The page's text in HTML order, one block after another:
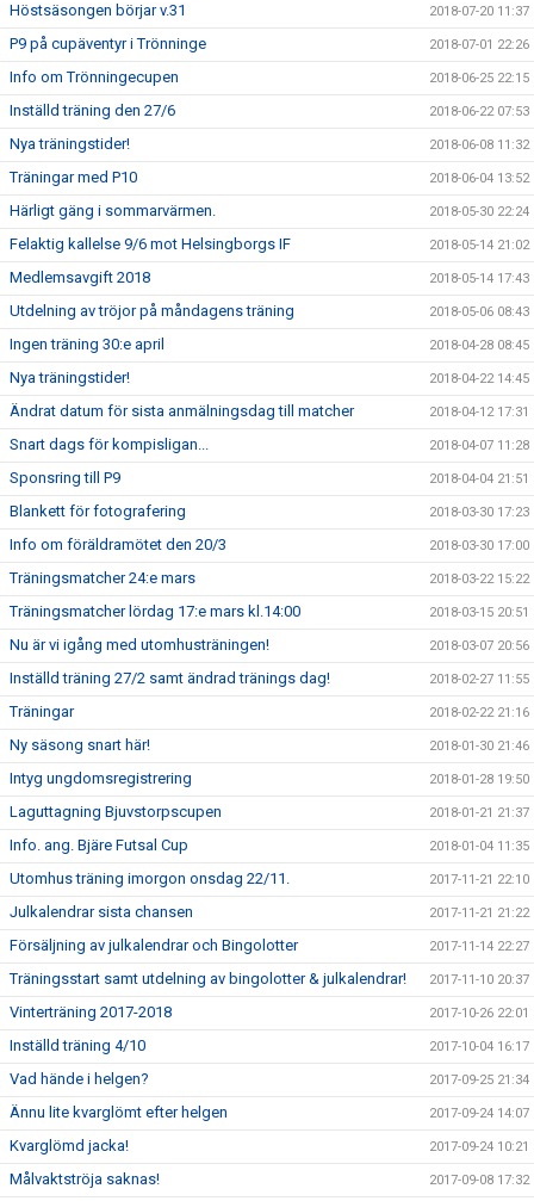
Höstsäsongen börjar v.31 2018-07-20 11:37
P9 på cupäventyr i Trönninge 2018-07-01 22:26
Info om Trönningecupen 2018-06-25 22:15
Inställd träning den 27/6 2018-06-22 07:53
Nya träningstider! 2018-06-08 11:32
Träningar med P10 2018-06-04 13:52
Härligt gäng i sommarvärmen. 2018-05-30 22:24
Felaktig kallelse 9/6 mot Helsingborgs IF 2018-05-14 21:02
Medlemsavgift 2018 2018-05-14 17:43
Utdelning av tröjor på måndagens träning 2018-05-06 08:43
Ingen träning 30:e april 2018-04-28 08:45
Nya träningstider! 2018-04-22 14:45
Ändrat datum för sista anmälningsdag till matcher 2018-04-12 17:31
Snart dags för kompisligan... 2018-04-07 11:28
Sponsring till P9 2018-04-04 21:51
Blankett för fotografering 2018-03-30 17:23
Info om föräldramötet den 20/3 2018-03-30 17:00
Träningsmatcher 24:e mars 2018-03-22 15:22
Träningsmatcher lördag 17:e mars kl.14:00 2018-03-15 20:51
Nu är vi igång med utomhusträningen! 2018-03-07 20:56
Inställd träning 27/2 samt ändrad tränings dag! 2018-02-27 11:55
Träningar 2018-02-22 21:16
Ny säsong snart här! 2018-01-30 21:46
Intyg ungdomsregistrering 2018-01-28 19:50
Laguttagning Bjuvstorpscupen 2018-01-21 21:37
Info. ang. Bjäre Futsal Cup 2018-01-04 11:35
Utomhus träning imorgon onsdag 22/11. 2017-11-21 22:10
Julkalendrar sista chansen 2017-11-21 21:22
Försäljning av julkalendrar och Bingolotter 2017-11-14 22:27
Träningsstart samt utdelning av bingolotter & julkalendrar! 2017-11-10 20:37
Vinterträning 2017-2018 2017-10-26 22:01
Inställd träning 4/10 2017-10-04 16:17
Vad hände i helgen? 2017-09-25 21:34
Ännu lite kvarglömt efter helgen 2017-09-24 14:07
Kvarglömd jacka! 2017-09-24 10:21
Målvaktströja saknas! 2017-09-08 17:32